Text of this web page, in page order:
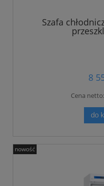
Szafa
8
Cena netto:
do
nowość